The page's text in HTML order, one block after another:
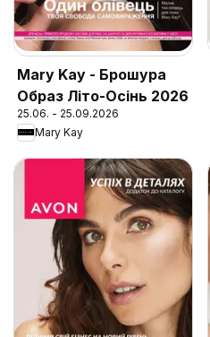
Mary Kay - Брошура
Образ Літо-Осінь 2026
25.06. - 25.09.2026
Mary Kay